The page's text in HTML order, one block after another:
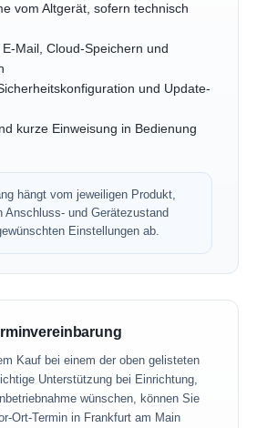
vom Altgerät, sofern technisch
Mail, Cloud-Speichern und
und Update-
kurze Einweisung in Bedienung
hängt vom jeweiligen Produkt,
Anschluss- und Gerätezustand
Einstellungen ab.
Kauf bei einem der oben gelisteten
Unterstützung bei Einrichtung,
wünschen, können Sie
Ort-Termin in Frankfurt am Main